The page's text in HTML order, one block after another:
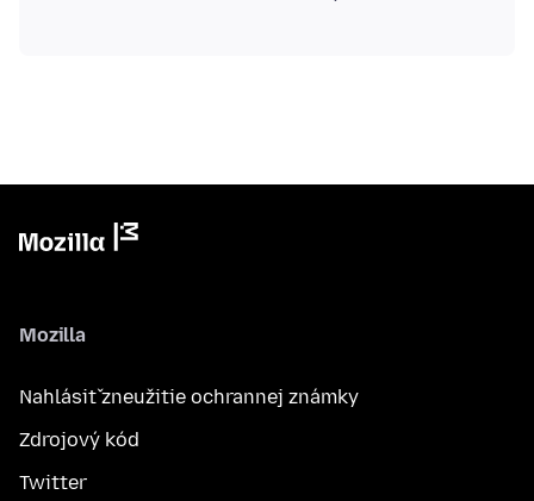
Mozilla
Nahlásiť zneužitie ochrannej známky
Zdrojový kód
Twitter